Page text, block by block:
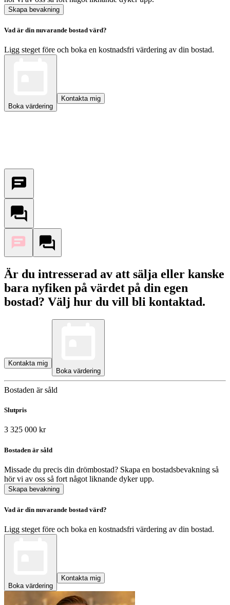
Skapa bevakning
Vad är din nuvarande bostad värd?
Ligg steget före och boka en kostnadsfri värdering av din bostad.
Boka värdering
Kontakta mig
Är du intresserad av att sälja eller kanske
bara nyfiken på värdet på din egen
bostad? Välj hur du vill bli kontaktad.
Kontakta mig
Boka värdering
Bostaden är såld
Slutpris
3 325 000 kr
Bostaden är såld
Missade du precis din drömbostad? Skapa en bostadsbevakning så
hör vi av oss så fort något liknande dyker upp.
Skapa bevakning
Vad är din nuvarande bostad värd?
Ligg steget före och boka en kostnadsfri värdering av din bostad.
Boka värdering
Kontakta mig